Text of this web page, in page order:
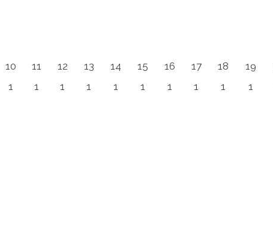
10 11 12 13 14 15 16 17 18 19
1 1 1 1 1 1 1 1 1 1